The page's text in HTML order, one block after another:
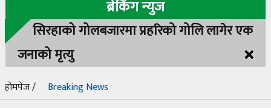
ब्रेकिंग न्युज
सिरहाको गोलबजारमा प्रहरिको गोलि लागेर एक
जनाको मृत्यु
×
होमपेज / Breaking News